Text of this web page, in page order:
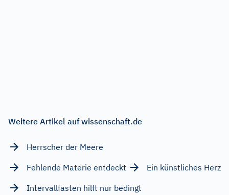
Weitere Artikel auf wissenschaft.de
Herrscher der Meere
Fehlende Materie entdeckt
Ein künstliches Herz
Intervallfasten hilft nur bedingt